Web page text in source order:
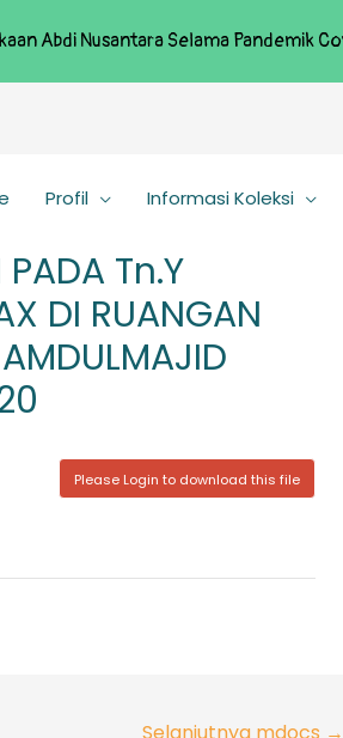
Profil Informasi Koleksi
PADA Tn.Y
DI RUANGAN
Please Login to download this file
Abdi Nusantara Selama Pandemik